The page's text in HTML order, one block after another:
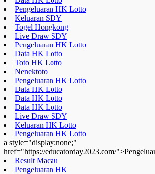
Pengeluaran HK Lotto
Keluaran SDY
Togel Hongkong
Live Draw SDY
Pengeluaran HK Lotto
Data HK Lotto
Toto HK Lotto
Nenektoto
Pengeluaran HK Lotto
Data HK Lotto
Data HK Lotto
Data HK Lotto
Live Draw SDY
Keluaran HK Lotto
Pengeluaran HK Lotto
a style="display:none;"
href="https://educatorday2023.com/
Result Macau
Pengeluaran HK